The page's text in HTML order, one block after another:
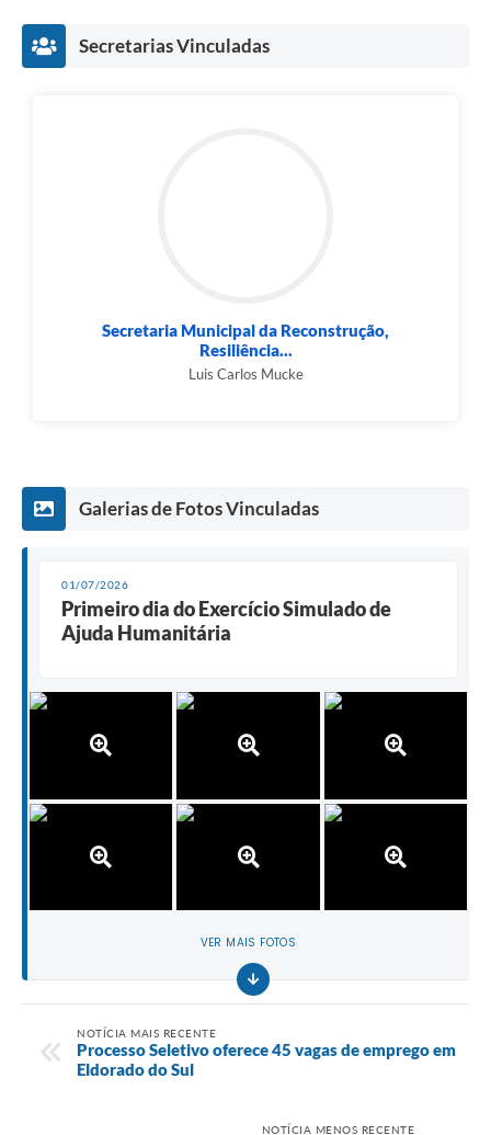
Secretarias Vinculadas
Secretaria Municipal da Reconstrução,
Resiliência...
Luis Carlos Mucke
Galerias de Fotos Vinculadas
01/07/2026
Primeiro dia do Exercício Simulado de
Ajuda Humanitária
VER MAIS FOTOS
NOTÍCIA MAIS RECENTE
Processo Seletivo oferece 45 vagas de emprego em
Eldorado do Sul
NOTÍCIA MENOS RECENTE